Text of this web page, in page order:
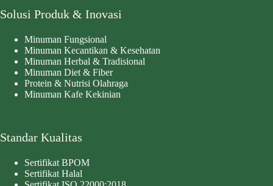
Solusi Produk & Inovasi
Minuman Fungsional
Minuman Kecantikan & Kesehatan
Minuman Herbal & Tradisional
Minuman Diet & Fiber
Protein & Nutrisi Olahraga
Minuman Kafe Kekinian
Standar Kualitas
Sertifikat BPOM
Sertifikat Halal